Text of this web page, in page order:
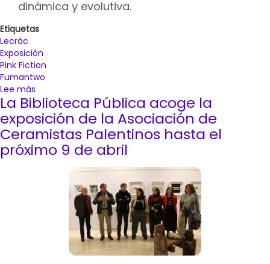
dinámica y evolutiva.
Etiquetas
Lecrác
Exposición
Pink Fiction
Fumantwo
Lee más
El
artista
palentino
Fumantwo
presenta
La Biblioteca Pública acoge la
exposición de la Asociación de
Ceramistas Palentinos hasta el
próximo 9 de abril